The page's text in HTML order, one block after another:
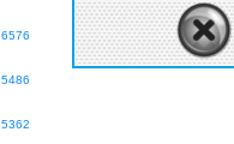
6576
5486
5362